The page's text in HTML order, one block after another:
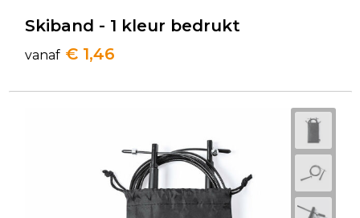
Skiband - 1 kleur bedrukt
vanaf € 1,46